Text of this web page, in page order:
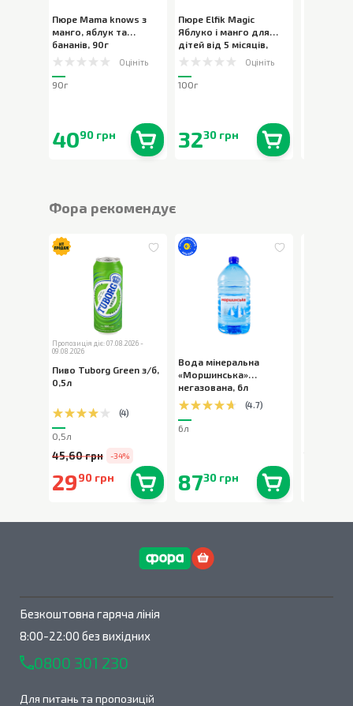
Пюре Mama knows з
манго, яблук та
бананів, 90г
Оцініть
90г
4090 грн
Пюре Elfik Magic
Яблуко і манго для
дітей від 5 місяців,
100г
Оцініть
100г
3230 грн
Фора рекомендує
Пропозиція діє: 07.08.2026 -
09.08.2026
Пиво Tuborg Green з/б,
0,5л
(4)
0,5л
45,60 грн -34%
2990 грн
Вода мінеральна
«Моршинська»
негазована, 6л
(4.7)
6л
8730 грн
Безкоштовна гаряча лінія
8:00-22:00 без вихідних
0800 301 230
Для питань та пропозицій